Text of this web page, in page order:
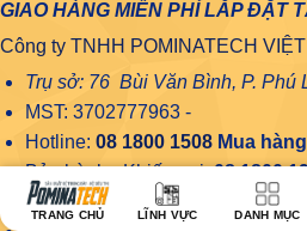
GIAO HÀNG MIỄN PHÍ LẮP ĐẶT
Công ty TNHH POMINATECH
Trụ sở: 76 Bùi Văn Bình, P. Phú
MST: 3702777963 -
Hotline: 08 1800 1508Mua
Bảo hành - Khiếu nại:
Website: www.pominatech.com
TRANG CHỦ LĨNH VỰC DANH MỤC